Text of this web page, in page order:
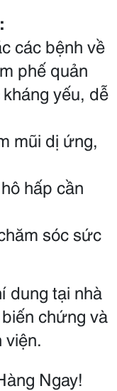
phế quản
sóc sức
chứng và
viện.
Ngay!